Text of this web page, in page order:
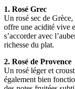
1. Rosé Grec
Un rosé sec de
offre une acidité vive
s’accorder avec
richesse du plat.
2. Rosé de Provence
Un rosé léger et
également bien